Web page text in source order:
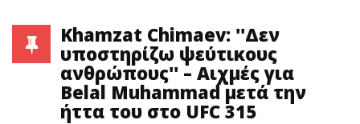
Khamzat Chimaev: ''Δεν
υποστηρίζω ψεύτικους
ανθρώπους'' – Αιχμές για
Belal Muhammad μετά την
ήττα του στο UFC 315